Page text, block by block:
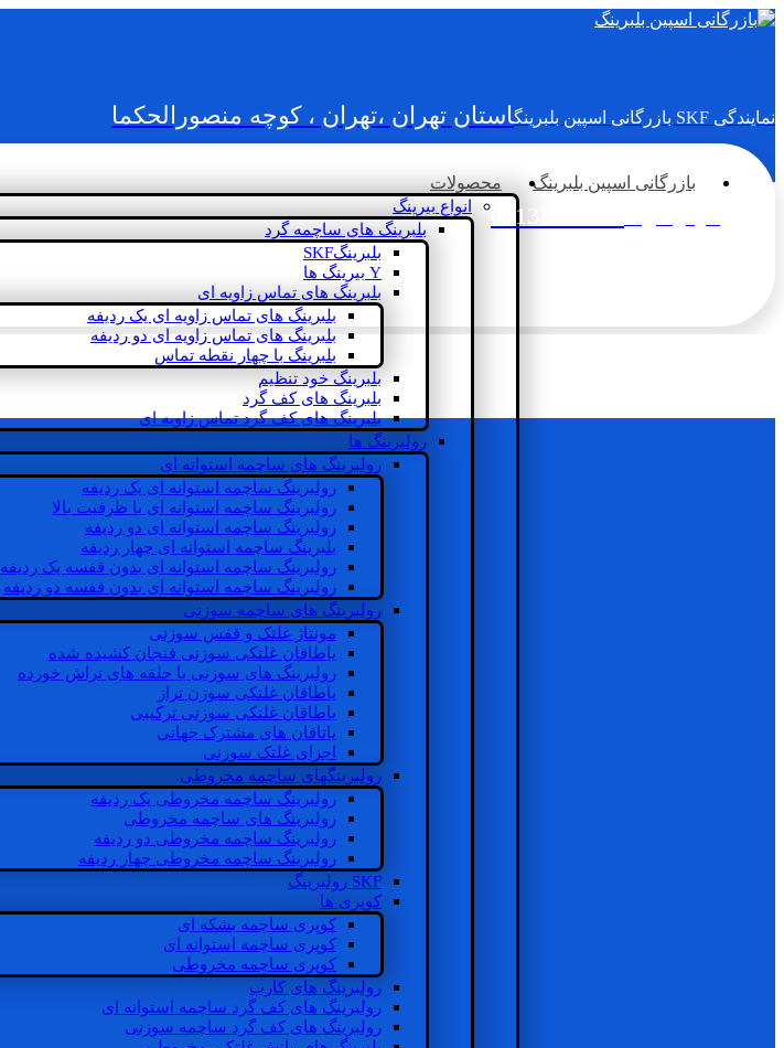
نمایندگی SKF بازرگانی اسپین بلبرینگ استان تهران ،تهران ، کوچه منصورالحکما
02133936833
بازرگانی اسپین بلبرینگ محصولات
انواع بیرینگ
بلبرینگ های ساچمه گرد
بلبرینگSKF
Y بیرینگ ها
بلبرینگ های تماس زاویه ای
بلبرینگ های تماس زاویه ای یک ردیفه
بلبرینگ های تماس زاویه ای دو ردیفه
بلبرینگ با چهار نقطه تماس
بلبرینگ خود تنظیم
بلبرینگ های کف گرد
بلبرینگ های کف گرد تماس زاویه ای
رولبرینگ ها
رولبرینگ های ساچمه استوانه ای
رولبرینگ ساچمه استوانه ای یک ردیفه
رولبرینگ ساچمه استوانه ای با ظرفیت بالا
رولبرینگ ساچمه استوانه ای دو ردیفه
بلبرینگ ساچمه استوانه ای چهار ردیفه
رولبرینگ ساچمه استوانه ای بدون قفسه یک ردیفه
رولبرینگ ساچمه استوانه ای بدون قفسه دو ردیفه
رولبرینگ های ساچمه سوزنی
مونتاژ غلتک و قفس سوزنی
یاطاقان غلتکی سوزنی فنجان کشیده شده
رولبرینگ های سوزنی با حلقه های تراش خورده
یاطاقان غلتکی سوزن تراز
یاطاقان غلتکی سوزنی ترکیبی
یاتاقان های مشترک جهانی
اجزای غلتک سوزنی
رولبرینگهای ساچمه مخروطی
رولبرینگ ساچمه مخروطی یک ردیفه
رولبرینگ های ساچمه مخروطی
رولبرینگ ساچمه مخروطی دو ردیفه
رولبرینگ ساچمه مخروطی چهار ردیفه
SKF رولبرینگ
کوپری ها
کوپری ساچمه بشکه ای
کوپری ساچمه استوانه ای
کوپری ساچمه مخروطی
رولبرینگ های کارب
رولبرینگ های کف گرد ساچمه استوانه ای
رولبرینگ های کف گرد ساچمه سوزنی